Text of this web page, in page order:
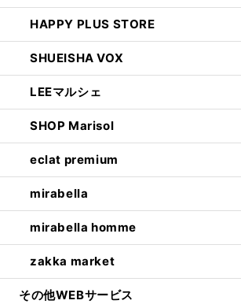
HAPPY PLUS STORE
SHUEISHA VOX
LEEマルシェ
SHOP Marisol
eclat premium
mirabella
mirabella homme
zakka market
その他WEBサービス